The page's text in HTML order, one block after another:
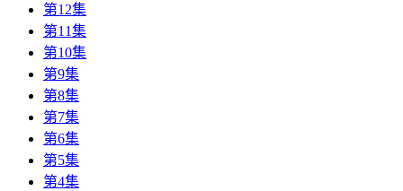
第12集
第11集
第10集
第9集
第8集
第7集
第6集
第5集
第4集